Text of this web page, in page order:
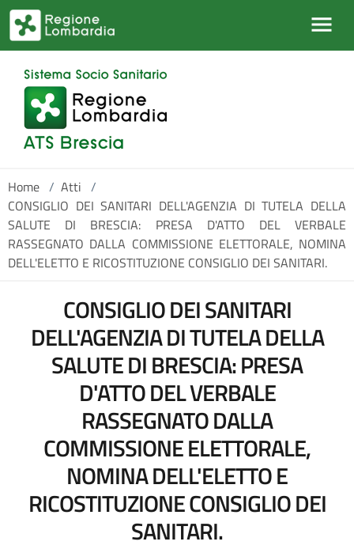
Salta al contenuto principale
Home / Atti /
CONSIGLIO DEI SANITARI DELL'AGENZIA DI TUTELA DELLA
SALUTE DI BRESCIA: PRESA D'ATTO DEL VERBALE
RASSEGNATO DALLA COMMISSIONE ELETTORALE, NOMINA
DELL'ELETTO E RICOSTITUZIONE CONSIGLIO DEI SANITARI.
CONSIGLIO DEI SANITARI
DELL'AGENZIA DI TUTELA DELLA
SALUTE DI BRESCIA: PRESA
D'ATTO DEL VERBALE
RASSEGNATO DALLA
COMMISSIONE ELETTORALE,
NOMINA DELL'ELETTO E
RICOSTITUZIONE CONSIGLIO DEI
SANITARI.